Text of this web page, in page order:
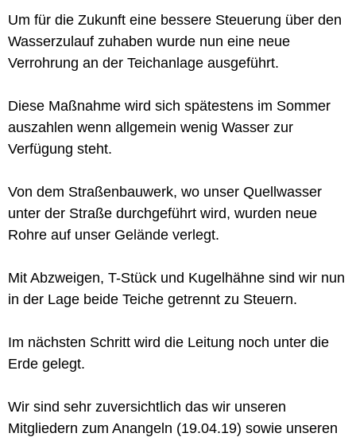
Um für die Zukunft eine bessere Steuerung über den
Wasserzulauf zuhaben wurde nun eine neue
Verrohrung an der Teichanlage ausgeführt.
Diese Maßnahme wird sich spätestens im Sommer
auszahlen wenn allgemein wenig Wasser zur
Verfügung steht.
Von dem Straßenbauwerk, wo unser Quellwasser
unter der Straße durchgeführt wird, wurden neue
Rohre auf unser Gelände verlegt.
Mit Abzweigen, T-Stück und Kugelhähne sind wir nun
in der Lage beide Teiche getrennt zu Steuern.
Im nächsten Schritt wird die Leitung noch unter die
Erde gelegt.
Wir sind sehr zuversichtlich das wir unseren
Mitgliedern zum Anangeln (19.04.19) sowie unseren